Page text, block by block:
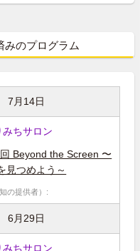
みのプログラム
7月14日
みちサロン
Beyond the Screen 〜
見つめよう～
6月29日
みちサロン